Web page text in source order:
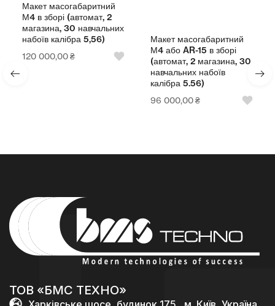
Макет масогабаритний
М4 в зборі (автомат, 2
магазина, 30 навчальних
набоїв калібра 5,56)
120 000,00₴
Макет масогабаритний
М4 або AR-15 в зборі
(автомат, 2 магазина, 30
навчальних набоїв
калібра 5.56)
96 000,00₴
ТОВ «БМС ТЕХНО»